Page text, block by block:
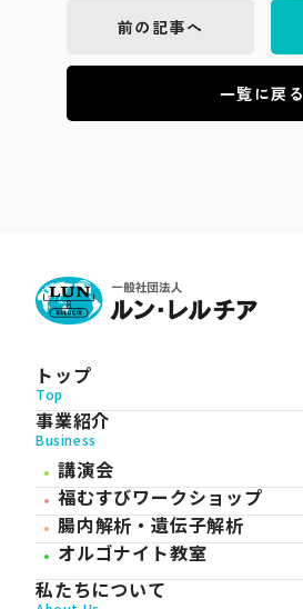
前の記事へ
一覧に戻る
トップ
Top
事業紹介
Business
講演会
福むすびワークショップ
腸内解析・遺伝子解析
オルゴナイト教室
私たちについて